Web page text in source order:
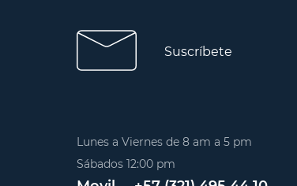
Suscríbete
Lunes a Viernes de 8 am a 5 pm
Sábados 12:00 pm